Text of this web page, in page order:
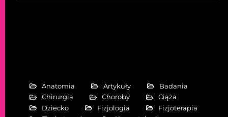
Anatomia Artykuły
Badania
Chirurgia
Choroby
Ciąża
Dziecko
Fizjologia
Fizjoterapia